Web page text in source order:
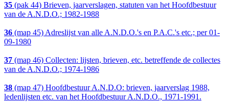
35 (pak 44) Brieven, jaarverslagen, statuten van het Hoofdbestuur
van de A.N.D.O.; 1982-1988
36 (map 45) Adreslijst van alle A.N.D.O.'s en P.A.C.'s etc.; per 01-
09-1980
37 (map 46) Collecten: lijsten, brieven, etc. betreffende de collectes
van de A.N.D.O.; 1974-1986
38 (map 47) Hoofdbestuur A.N.D.O: brieven, jaarverslag 1988,
ledenlijsten etc. van het Hoofdbestuur A.N.D.O., 1971-1991.